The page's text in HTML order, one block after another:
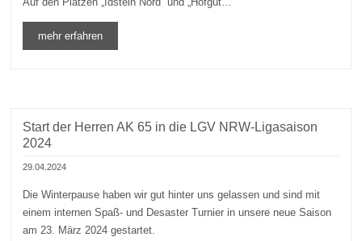
mehr erfahren
Start der Herren AK 65 in die LGV NRW-Ligasaison
2024
29.04.2024
Die Winterpause haben wir gut hinter uns gelassen und sind mit
einem internen Spaß- und Desaster Turnier in unsere neue Saison
am 23. März 2024 gestartet.